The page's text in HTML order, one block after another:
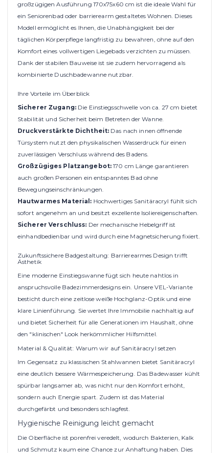
großzügigen Ausführung 170x75x60 cm ist die ideale Wahl für
ein Seniorenbad oder barrierearm gestaltetes Wohnen. Dieses
Modell ermöglicht es Ihnen, die Unabhängigkeit bei der
täglichen Körperpflege langfristig zu bewahren, ohne auf den
Komfort eines vollwertigen Liegebads verzichten zu müssen.
Dank der stabilen Bauweise ist sie zudem hervorragend als
kombinierte Duschbadewanne nutzbar.
Ihre Vorteile im Überblick
Sicherer Zugang:Die Einstiegsschwelle von ca. 27 cm bietet
Stabilität und Sicherheit beim Betreten der Wanne.
Druckverstärkte Dichtheit: Das nach innen öffnende
Türsystem nutzt den physikalischen Wasserdruck für einen
zuverlässigen Verschluss während des Badens.
Großzügiges Platzangebot: 170 cm Länge garantieren
auch großen Personen ein entspanntes Bad ohne
Bewegungseinschränkungen.
Hautwarmes Material: Hochwertiges Sanitäracryl fühlt sich
sofort angenehm an und besitzt exzellente Isoliereigenschaften.
Sicherer Verschluss: Der mechanische Hebelgriff ist
einhandbedienbar und wird durch eine Magnetsicherung fixiert.
Zukunftssichere Badgestaltung: Barrierearmes Design trifft
Ästhetik
Eine moderne Einstiegswanne fügt sich heute nahtlos in
anspruchsvolle Badezimmerdesigns ein. Unsere VEL-Variante
besticht durch eine zeitlose weiße Hochglanz-Optik und eine
klare Linienführung. Sie wertet Ihre Immobilie nachhaltig auf
und bietet Sicherheit für alle Generationen im Haushalt, ohne
den "klinischen" Look herkömmlicher Hilfsmittel.
Material & Qualität: Warum wir auf Sanitäracryl setzen
Im Gegensatz zu klassischen Stahlwannen bietet Sanitäracryl
eine deutlich bessere Wärmespeicherung. Das Badewasser kühlt
spürbar langsamer ab, was nicht nur den Komfort erhöht,
sondern auch Energie spart. Zudem ist das Material
durchgefärbt und besonders schlagfest.
Hygienische Reinigung leicht gemacht
Die Oberfläche ist porenfrei veredelt, wodurch Bakterien, Kalk
und Schmutz kaum eine Chance zur Anhaftung haben. Dies